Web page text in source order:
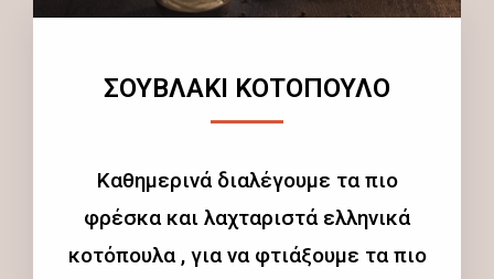
ΣΟΥΒΛΑΚΙ ΚΟΤΟΠΟΥΛΟ
Καθημερινά διαλέγουμε τα πιο
φρέσκα και λαχταριστά ελληνικά
κοτόπουλα , για να φτιάξουμε τα πιο